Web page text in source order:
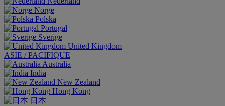
Norge
Polska
Portugal
Sverige
United Kingdom
ASIE / PACIFIQUE
Australia
India
New Zealand
Hong Kong
日本